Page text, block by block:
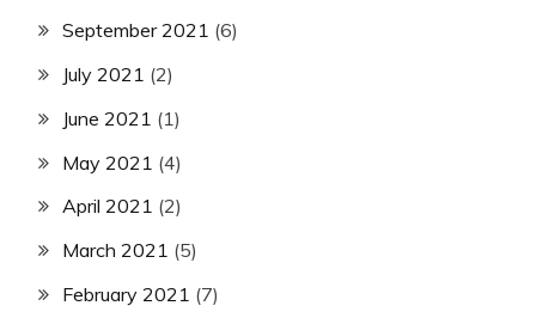
September 2021 (6)
July 2021 (2)
June 2021 (1)
May 2021 (4)
April 2021 (2)
March 2021 (5)
February 2021 (7)